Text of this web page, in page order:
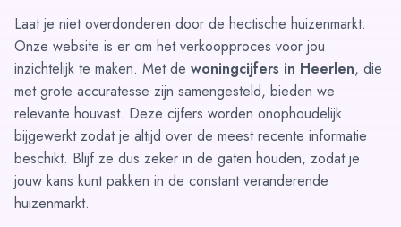
Laat je niet overdonderen door de hectische huizenmarkt.
Onze website is er om het verkoopproces voor jou
inzichtelijk te maken. Met de woningcijfers in Heerlen, die
met grote accuratesse zijn samengesteld, bieden we
relevante houvast. Deze cijfers worden onophoudelijk
bijgewerkt zodat je altijd over de meest recente informatie
beschikt. Blijf ze dus zeker in de gaten houden, zodat je
jouw kans kunt pakken in de constant veranderende
huizenmarkt.